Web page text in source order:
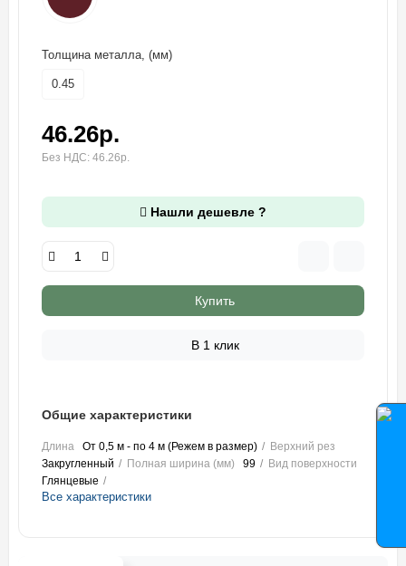
Толщина металла, (мм)
0.45
46.26р.
Без НДС: 46.26р.
Нашли дешевле ?
Купить
В 1 клик
Общие характеристики
Длина От 0,5 м - по 4 м (Режем в размер)
Верхний рез
Закругленный
Полная ширина (мм) 99
Вид поверхности
Глянцевые
Все характеристики